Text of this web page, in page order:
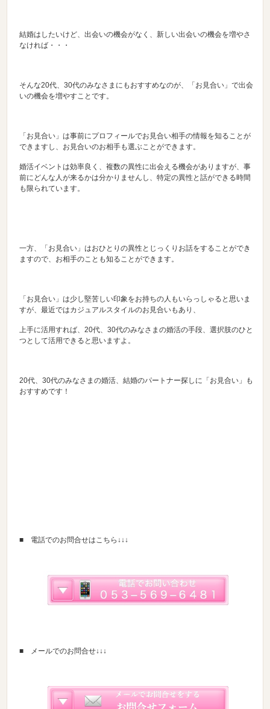
結婚はしたいけど、出会いの機会がなく、新しい出会いの機会を増やさ
なければ・・・
そんな20代、30代のみなさまにもおすすめなのが、「お見合い」で出会
いの機会を増やすことです。
「お見合い」は事前にプロフィールでお見合い相手の情報を知ることが
できますし、お見合いのお相手も選ぶことができます。
婚活イベントは効率良く、複数の異性に出会える機会がありますが、事
前にどんな人が来るかは分かりませんし、特定の異性と話ができる時間
も限られています。
一方、「お見合い」はおひとりの異性とじっくりお話をすることができ
ますので、お相手のことも知ることができます。
「お見合い」は少し堅苦しい印象をお持ちの人もいらっしゃると思いま
すが、最近ではカジュアルスタイルのお見合いもあり、
上手に活用すれば、20代、30代のみなさまの婚活の手段、選択肢のひと
つとして活用できると思いますよ。
20代、30代のみなさまの婚活、結婚のパートナー探しに「お見合い」も
おすすめです！
■ 電話でのお問合せはこちら↓↓↓
■ メールでのお問合せ↓↓↓